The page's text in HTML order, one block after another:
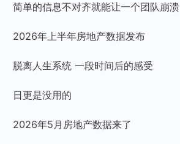
简单的信息不对齐就能让一个团队崩溃
2026年上半年房地产数据发布
脱离人生系统 一段时间后的感受
日更是没用的
2026年5月房地产数据来了